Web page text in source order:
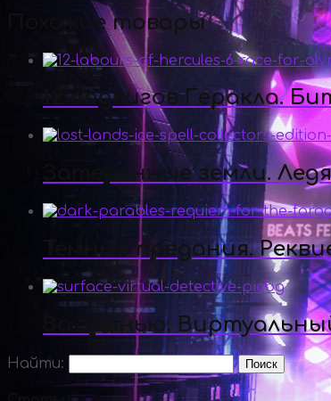
Похожие товары
12 подвигов Геракла.
Затерянные земли.
Темные предания.
За гранью.
Найти: